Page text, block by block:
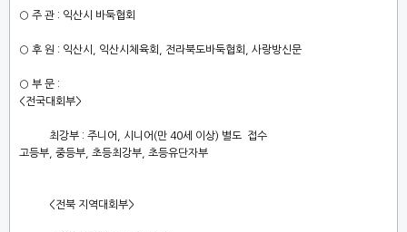
○ 주 관 : 익산시 바둑협회
○ 후 원 : 익산시 익산시체육회 전라북도바둑협회 사랑방신문
○ 부 문 :
<전국대회부>
최강부 : 주니어, 시니어(만 40세 이상) 별도 접수
고등부 중등부 초등최강부 초등유단자부
<전북 지역대회부>